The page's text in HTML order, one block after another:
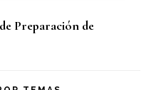
Preparación de